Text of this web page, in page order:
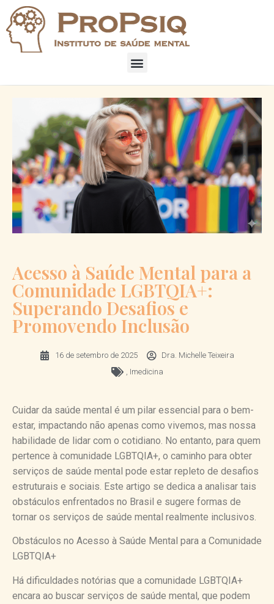
Acesso à Saúde Mental para a
Comunidade LGBTQIA+:
Superando Desafios e
Promovendo Inclusão
16 de setembro de 2025
Dra. Michelle Teixeira
, Imedicina
Cuidar da saúde mental é um pilar essencial para o bem-
estar, impactando não apenas como vivemos, mas nossa
habilidade de lidar com o cotidiano. No entanto, para quem
pertence à comunidade LGBTQIA+, o caminho para obter
serviços de saúde mental pode estar repleto de desafios
estruturais e sociais. Este artigo se dedica a analisar tais
obstáculos enfrentados no Brasil e sugere formas de
tornar os serviços de saúde mental realmente inclusivos.
Obstáculos no Acesso à Saúde Mental para a Comunidade
LGBTQIA+
Há dificuldades notórias que a comunidade LGBTQIA+
encara ao buscar serviços de saúde mental, que podem